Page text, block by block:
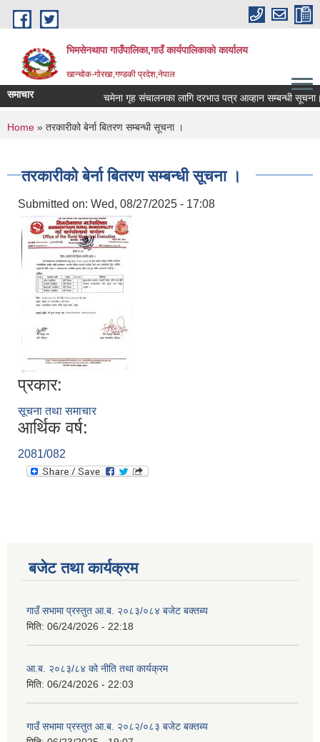
Skip to main content
भिमसेनथापा गाउँपालिका,गाउँ कार्यपालिकाकाे कार्यालय
खान्चोक-गाेरखा,गण्डकी प्रदेश,नेपाल
समाचार चमेना गृह संचालनका लागि दरभाउ पत्र आव्हान सम्बन्धी सूचना।
You are here
Home » तरकारीको बेर्ना बितरण सम्बन्धी सूचना ।
तरकारीको बेर्ना बितरण सम्बन्धी सूचना ।
Submitted on: Wed, 08/27/2025 - 17:08
प्रकार:
सूचना तथा समाचार
आर्थिक वर्ष:
2081/082
बजेट तथा कार्यक्रम
गाउँ सभामा प्रस्तुत आ.ब. २०८३/०८४ बजेट बक्तब्य
मिति: 06/24/2026 - 22:18
आ.ब. २०८३/८४ को नीति तथा कार्यक्रम
मिति: 06/24/2026 - 22:03
गाउँ सभामा प्रस्तुत आ.ब. २०८२/०८३ बजेट बक्तब्य